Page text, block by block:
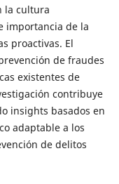
la cultura
importancia de la
proactivas. El
de fraudes
existentes de
contribuye
insights basados en
adaptable a los
de delitos